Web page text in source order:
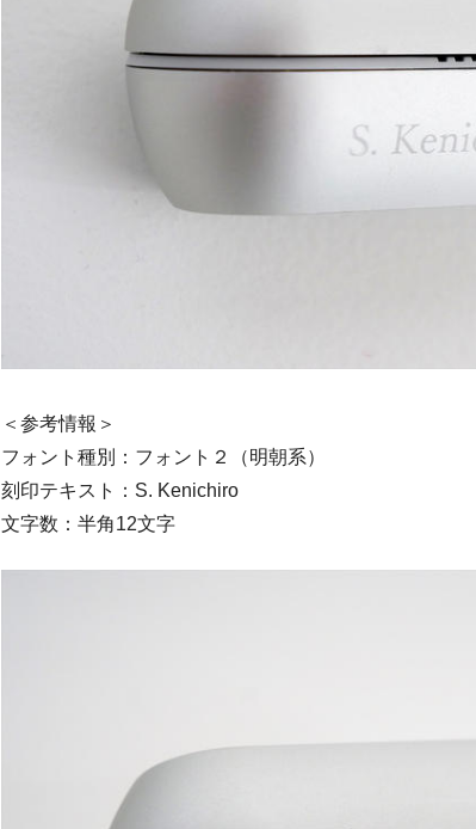
＜参考情報＞
フォント種別：フォント２（明朝系）
刻印テキスト：S. Kenichiro
文字数：半角12文字